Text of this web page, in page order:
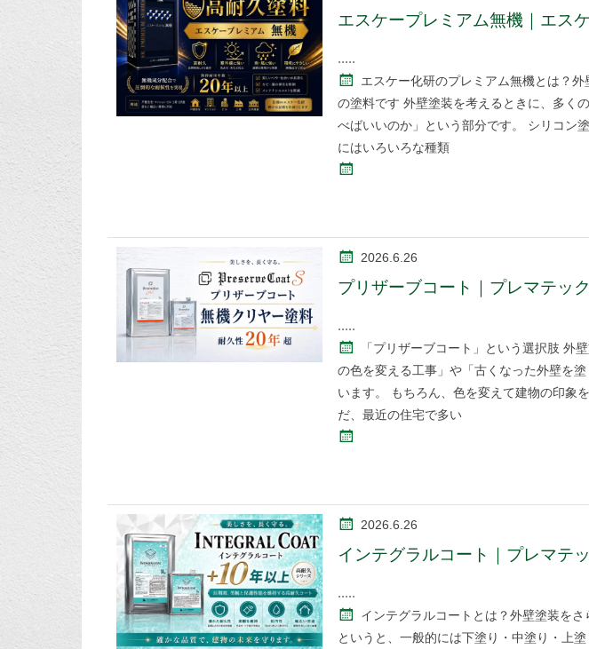
エスケープレミアム無機｜エス
エスケー化研のプレミアム無機とは？
の塗料です 外壁塗装を考えるときに、多く
べばいいのか」という部分です。 シリコン
にはいろいろな種類
2026.6.26
プリザーブコート｜プレマテッ
「プリザーブコート」という選択肢 外
の色を変える工事」や「古くなった外壁を
います。 もちろん、色を変えて建物の印象
だ、最近の住宅で多い
2026.6.26
インテグラルコート｜プレマテ
インテグラルコートとは？外壁塗装を
というと、一般的には下塗り・中塗り・上